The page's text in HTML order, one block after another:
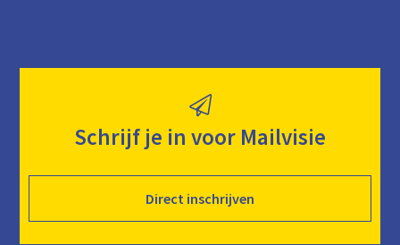
Schrijf je in voor Mailvisie
Direct inschrijven